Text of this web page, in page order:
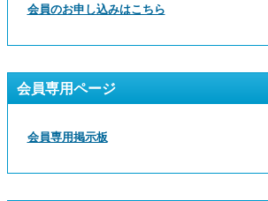
会員のお申し込みはこちら
会員専用ページ
会員専用掲示板